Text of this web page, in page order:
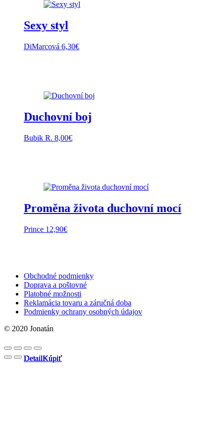
DetailKúpiť
Sexy styl
DiMarcová 6,30€
DetailKúpiť
Duchovní boj
Bubik R. 8,00€
DetailKúpiť
Proměna života duchovní mocí
Prince 12,90€
DetailKúpiť
Obchodné podmienky
Doprava a poštovné
Platobné možnosti
Reklamácia tovaru a záručná doba
Podmienky ochrany osobných údajov
© 2020 Jonatán